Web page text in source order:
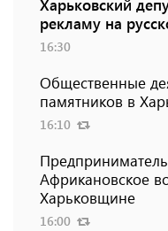
Харьковский
рекламу на
16:30
Общественные
памятников в
16:10
Африкановское
Харьковщине
16:00